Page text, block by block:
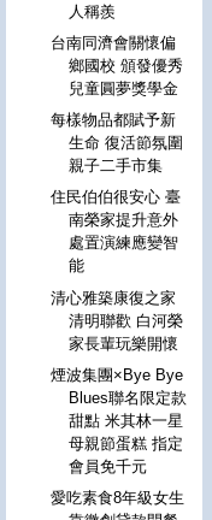
人稱羨
台南同濟會關懷偏
鄉國校 頒發優秀
兒童圓夢獎學金
每樣物品都賦予新
生命 復活節氛圍
親子二手市集
住民伯伯很安心 臺
南榮家提升意外
處置演練應變智
能
清心雅築康復之家
清明聯歡 白河榮
家長輩玩樂開懷
煙波集團×Bye Bye
Blues聯名限定款
甜點 米其林一星
母親節蛋糕 指定
會員免千元
愛吃素食8年級女生